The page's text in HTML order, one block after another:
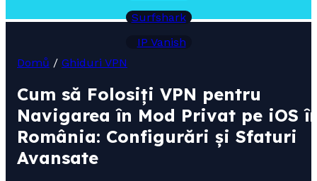
Surfshark
IP Vanish
Domů / Ghiduri VPN
Cum să Folosiți VPN pentru
Navigarea în Mod Privat pe iOS
România: Configurări și Sfaturi
Avansate